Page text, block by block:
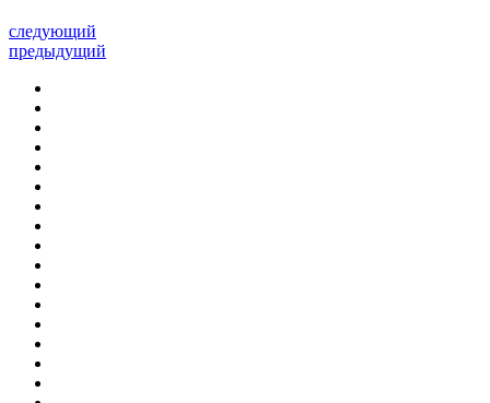
следующий
предыдущий